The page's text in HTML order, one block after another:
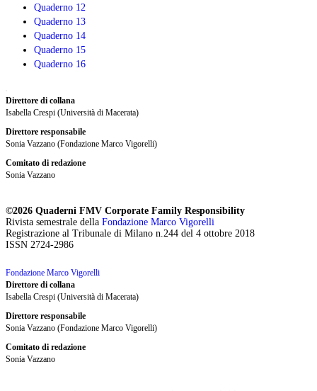
Quaderno 12
Quaderno 13
Quaderno 14
Quaderno 15
Quaderno 16
Direttore di collana
Isabella Crespi (Università di Macerata)
Direttore responsabile
Sonia Vazzano (Fondazione Marco Vigorelli)
Comitato di redazione
Sonia Vazzano
©2026 Quaderni FMV Corporate Family Responsibility
Rivista semestrale della Fondazione Marco Vigorelli
Registrazione al Tribunale di Milano n.244 del 4 ottobre 2018
ISSN 2724-2986
Fondazione Marco Vigorelli
Direttore di collana
Isabella Crespi (Università di Macerata)
Direttore responsabile
Sonia Vazzano (Fondazione Marco Vigorelli)
Comitato di redazione
Sonia Vazzano